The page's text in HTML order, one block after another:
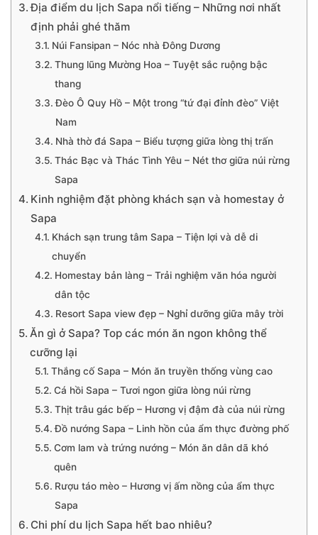
Địa điểm du lịch Sapa nổi tiếng – Những nơi nhất
định phải ghé thăm
Núi Fansipan – Nóc nhà Đông Dương
Thung lũng Mường Hoa – Tuyệt sắc ruộng bậc
thang
Đèo Ô Quy Hồ – Một trong “tứ đại đỉnh đèo” Việt
Nam
Nhà thờ đá Sapa – Biểu tượng giữa lòng thị trấn
Thác Bạc và Thác Tình Yêu – Nét thơ giữa núi rừng
Sapa
Kinh nghiệm đặt phòng khách sạn và homestay ở
Sapa
Khách sạn trung tâm Sapa – Tiện lợi và dễ di
chuyển
Homestay bản làng – Trải nghiệm văn hóa người
dân tộc
Resort Sapa view đẹp – Nghỉ dưỡng giữa mây trời
Ăn gì ở Sapa? Top các món ăn ngon không thể
cưỡng lại
Thắng cố Sapa – Món ăn truyền thống vùng cao
Cá hồi Sapa – Tươi ngon giữa lòng núi rừng
Thịt trâu gác bếp – Hương vị đậm đà của núi rừng
Đồ nướng Sapa – Linh hồn của ẩm thực đường phố
Cơm lam và trứng nướng – Món ăn dân dã khó
quên
Rượu táo mèo – Hương vị ấm nồng của ẩm thực
Sapa
Chi phí du lịch Sapa hết bao nhiêu?